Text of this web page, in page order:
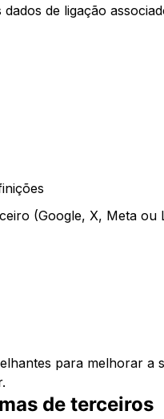
de ligação
(Google, X, Meta ou
para melhorar
de terceiros